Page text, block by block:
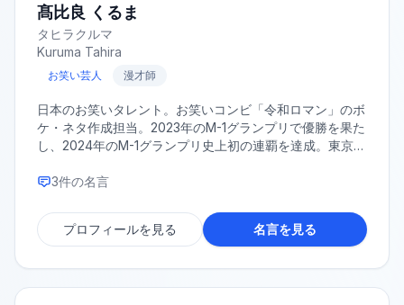
髙比良 くるま
タヒラクルマ
Kuruma Tahira
お笑い芸人 漫才師
日本のお笑いタレント。お笑いコンビ「令和ロマン」のボ
ケ・ネタ作成担当。2023年のM-1グランプリで優勝を果た
し、2024年のM-1グランプリ史上初の連覇を達成。東京都
3件の名言
プロフィールを見る 名言を見る